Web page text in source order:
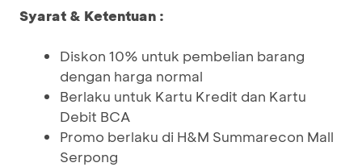
Syarat & Ketentuan :
Diskon 10% untuk pembelian barang
dengan harga normal
Berlaku untuk Kartu Kredit dan Kartu
Debit BCA
Promo berlaku di H&M Summarecon Mall
Serpong